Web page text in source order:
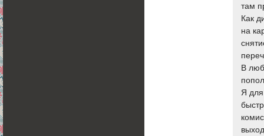
там
Как
на
В
Я для